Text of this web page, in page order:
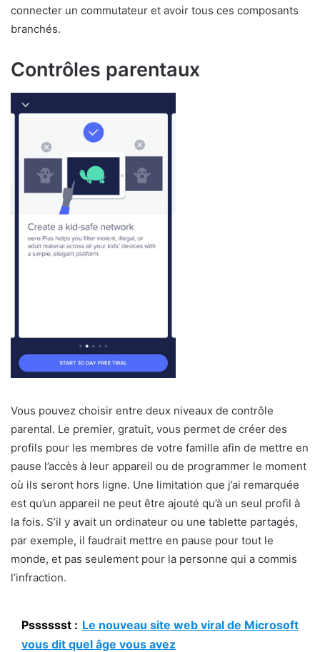
connecter un commutateur et avoir tous ces composants
branchés.
Contrôles parentaux
Vous pouvez choisir entre deux niveaux de contrôle
parental. Le premier, gratuit, vous permet de créer des
profils pour les membres de votre famille afin de mettre en
pause l’accès à leur appareil ou de programmer le moment
où ils seront hors ligne. Une limitation que j’ai remarquée
est qu’un appareil ne peut être ajouté qu’à un seul profil à
la fois. S’il y avait un ordinateur ou une tablette partagés,
par exemple, il faudrait mettre en pause pour tout le
monde, et pas seulement pour la personne qui a commis
l’infraction.
Psssssst : Le nouveau site web viral de Microsoft
vous dit quel âge vous avez